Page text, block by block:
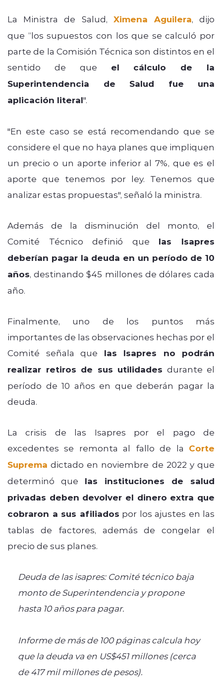
La Ministra de Salud, Ximena Aguilera, dijo
que “los supuestos con los que se calculó por
parte de la Comisión Técnica son distintos en el
sentido de que el cálculo de la
Superintendencia de Salud fue una
aplicación literal".
"En este caso se está recomendando que se
considere el que no haya planes que impliquen
un precio o un aporte inferior al 7%, que es el
aporte que tenemos por ley. Tenemos que
analizar estas propuestas", señaló la ministra.
Además de la disminución del monto, el
Comité Técnico definió que las Isapres
deberían pagar la deuda en un período de 10
años, destinando $45 millones de dólares cada
año.
Finalmente, uno de los puntos más
importantes de las observaciones hechas por el
Comité señala que las Isapres no podrán
realizar retiros de sus utilidades durante el
período de 10 años en que deberán pagar la
deuda.
La crisis de las Isapres por el pago de
excedentes se remonta al fallo de la Corte
Suprema dictado en noviembre de 2022 y que
determinó que las instituciones de salud
privadas deben devolver el dinero extra que
cobraron a sus afiliados por los ajustes en las
tablas de factores, además de congelar el
precio de sus planes.
Deuda de las isapres: Comité técnico baja
monto de Superintendencia y propone
hasta 10 años para pagar.
Informe de más de 100 páginas calcula hoy
que la deuda va en US$451 millones (cerca
de 417 mil millones de pesos).